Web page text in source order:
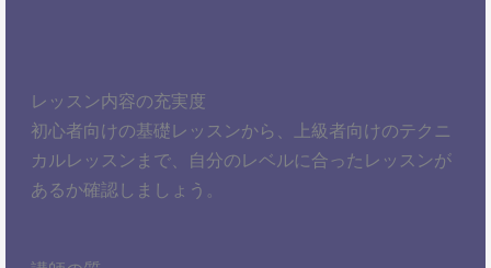
レッスン内容の充実度
初心者向けの基礎レッスンから、上級者向けのテクニ
カルレッスンまで、自分のレベルに合ったレッスンが
あるか確認しましょう。